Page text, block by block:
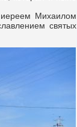
Михаилом
святых